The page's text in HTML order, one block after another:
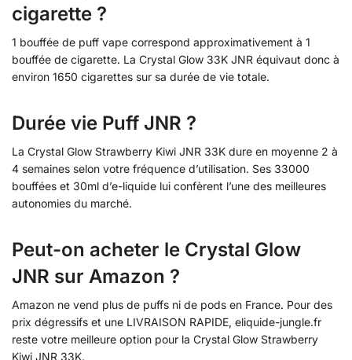
cigarette ?
1 bouffée de puff vape correspond approximativement à 1
bouffée de cigarette. La Crystal Glow 33K JNR équivaut donc à
environ 1650 cigarettes sur sa durée de vie totale.
Durée vie Puff JNR ?
La Crystal Glow Strawberry Kiwi JNR 33K dure en moyenne 2 à
4 semaines selon votre fréquence d’utilisation. Ses 33000
bouffées et 30ml d’e-liquide lui confèrent l’une des meilleures
autonomies du marché.
Peut-on acheter le Crystal Glow
JNR sur Amazon ?
Amazon ne vend plus de puffs ni de pods en France. Pour des
prix dégressifs et une LIVRAISON RAPIDE, eliquide-jungle.fr
reste votre meilleure option pour la Crystal Glow Strawberry
Kiwi JNR 33K.